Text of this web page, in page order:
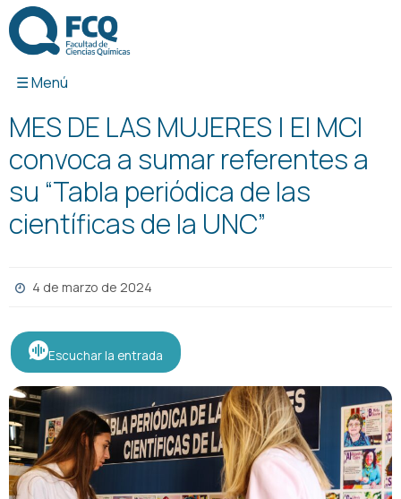
contenido
MES DE LAS MUJERES | El MCI
convoca a sumar referentes a
su “Tabla periódica de las
científicas de la UNC”
4 de marzo de 2024
Escuchar la entrada